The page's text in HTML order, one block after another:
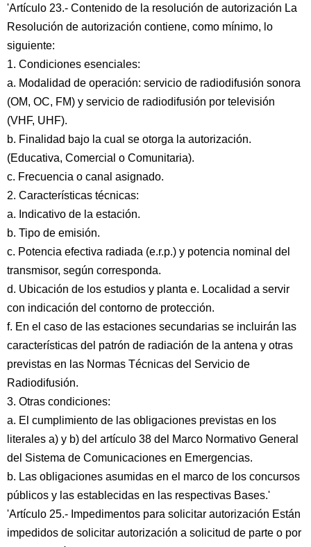
'Artículo 23.- Contenido de la resolución de autorización La
Resolución de autorización contiene, como mínimo, lo
siguiente:
1. Condiciones esenciales:
a. Modalidad de operación: servicio de radiodifusión sonora
(OM, OC, FM) y servicio de radiodifusión por televisión
(VHF, UHF).
b. Finalidad bajo la cual se otorga la autorización.
(Educativa, Comercial o Comunitaria).
c. Frecuencia o canal asignado.
2. Características técnicas:
a. Indicativo de la estación.
b. Tipo de emisión.
c. Potencia efectiva radiada (e.r.p.) y potencia nominal del
transmisor, según corresponda.
d. Ubicación de los estudios y planta e. Localidad a servir
con indicación del contorno de protección.
f. En el caso de las estaciones secundarias se incluirán las
características del patrón de radiación de la antena y otras
previstas en las Normas Técnicas del Servicio de
Radiodifusión.
3. Otras condiciones:
a. El cumplimiento de las obligaciones previstas en los
literales a) y b) del artículo 38 del Marco Normativo General
del Sistema de Comunicaciones en Emergencias.
b. Las obligaciones asumidas en el marco de los concursos
públicos y las establecidas en las respectivas Bases.'
'Artículo 25.- Impedimentos para solicitar autorización Están
impedidos de solicitar autorización a solicitud de parte o por